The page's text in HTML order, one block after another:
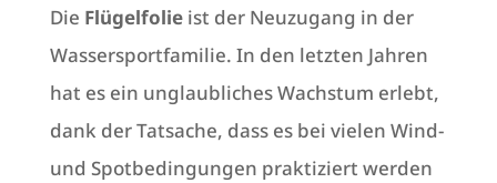
Die Flügelfolieist der Neuzugang in der
Wassersportfamilie. In den letzten Jahren
hat es ein unglaubliches Wachstum erlebt,
dank der Tatsache, dass es bei vielen Wind-
und Spotbedingungen praktiziert werden